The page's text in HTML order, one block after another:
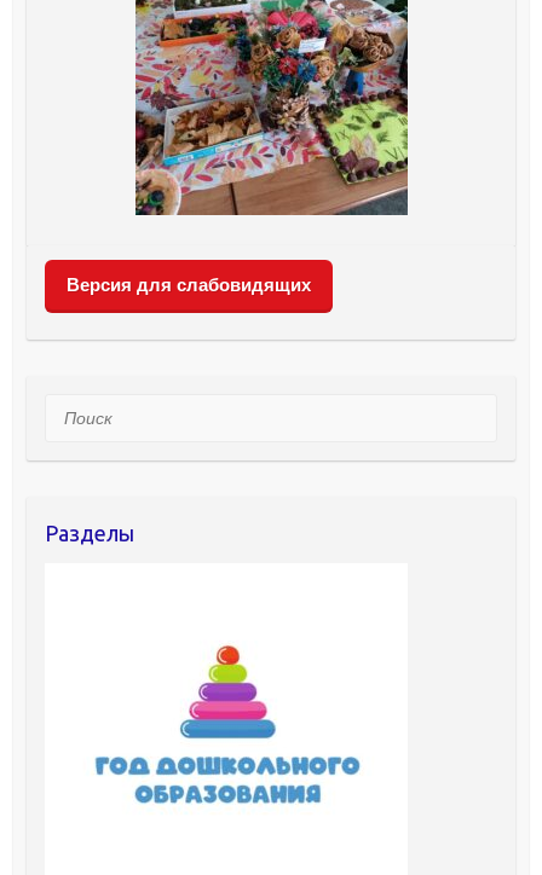
Версия для слабовидящих
Поиск
Разделы